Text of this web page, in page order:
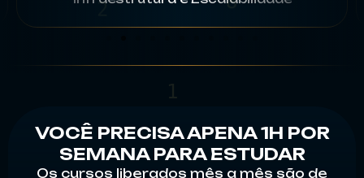
VOCÊ PRECISA APENA 1H POR
SEMANA PARA ESTUDAR
Os cursos liberados mês a mês são de
7